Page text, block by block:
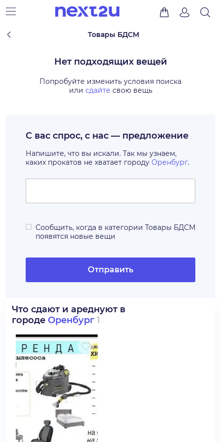
Товары БДСМ
Нет подходящих вещей
Попробуйте изменить условия поиска
или сдайте свою вещь
С вас спрос, с нас — предложение
Напишите, что вы искали. Так мы узнаем,
каких прокатов не хватает городу Оренбург.
Сообщить, когда в категории Товары БДСМ
появятся новые вещи
Отправить
Что сдают и ареднуют в
городе Оренбург 1